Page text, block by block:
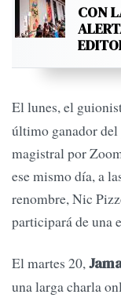
CON
El lunes, el
último ganador
magistral por
ese mismo día, a
renombre, Nic
participará de una
El martes 20,
una larga charla